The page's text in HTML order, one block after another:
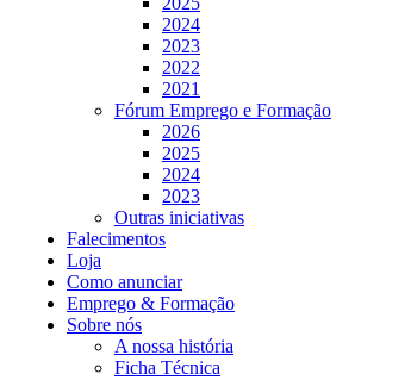
2024
2023
2022
2021
Fórum Emprego e Formação
2026
2025
2024
2023
Outras iniciativas
Falecimentos
Loja
Como anunciar
Emprego & Formação
Sobre nós
A nossa história
Ficha Técnica